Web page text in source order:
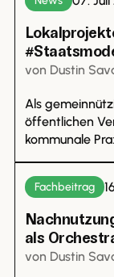
von Dustin
Als
öffentlichen
kommunale
Fachbeitrag
als
von Dustin